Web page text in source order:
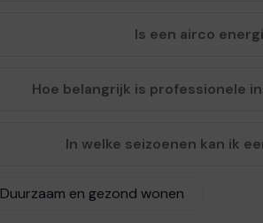
Is een airco
Hoe belangrijk is professionele
In welke seizoenen kan ik
Duurzaam en gezond wonen